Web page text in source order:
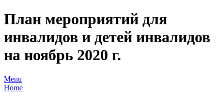
План мероприятий для
инвалидов и детей инвалидов
на ноябрь 2020 г.
Menu
Home